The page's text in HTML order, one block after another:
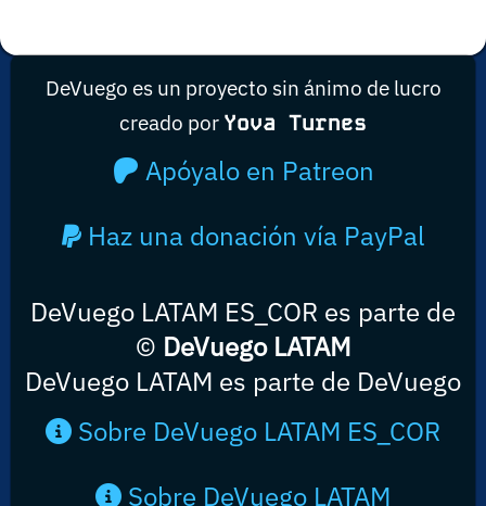
DeVuego es un proyecto sin ánimo de lucro
creado por Yova Turnes
Apóyalo en Patreon
Haz una donación vía PayPal
DeVuego LATAM ES_COR es parte de
© DeVuego LATAM
DeVuego LATAM es parte de DeVuego
Sobre DeVuego LATAM ES_COR
Sobre DeVuego LATAM